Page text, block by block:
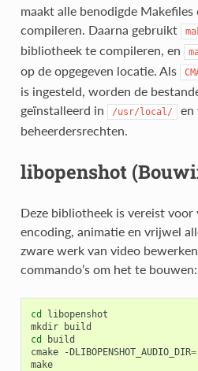
maakt alle benodigde
compileren. Daarna gebruikt
bibliotheek te compileren, en
op de opgegeven locatie. Als
is ingesteld, worden de
geïnstalleerd in
/usr/local/ en
beheerdersrechten.
libopenshot
Deze bibliotheek is vereist voor
encoding, animatie en vrijwel
zware werk van video
commando’s om het te bouwen:
cd
libopenshot
mkdir
cd
build
cmake
-DLIBOPENSHOT_AUDIO_DIR=
make